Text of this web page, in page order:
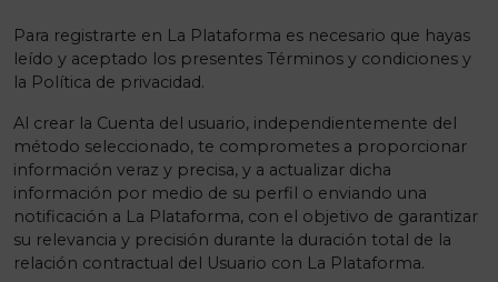
Para registrarte en La Plataforma es necesario que hayas
leído y aceptado los presentes Términos y condiciones y
la Política de privacidad.
Al crear la Cuenta del usuario, independientemente del
método seleccionado, te comprometes a proporcionar
información veraz y precisa, y a actualizar dicha
información por medio de su perfil o enviando una
notificación a La Plataforma, con el objetivo de garantizar
su relevancia y precisión durante la duración total de la
relación contractual del Usuario con La Plataforma.